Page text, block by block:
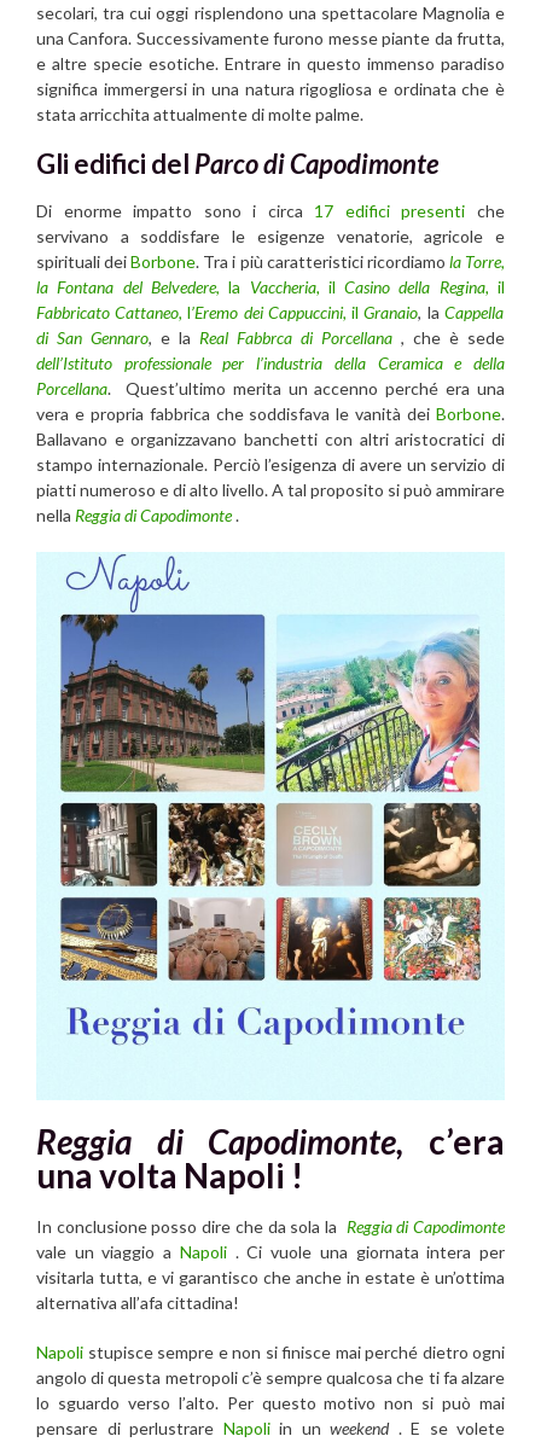
secolari, tra cui oggi risplendono una spettacolare Magnolia e
una Canfora. Successivamente furono messe piante da frutta,
e altre specie esotiche. Entrare in questo immenso paradiso
significa immergersi in una natura rigogliosa e ordinata che è
stata arricchita attualmente di molte palme.
Gli edifici del Parco di Capodimonte
Di enorme impatto sono i circa 17 edifici presenti che
servivano a soddisfare le esigenze venatorie, agricole e
spirituali deiBorbone. Tra i più caratteristici ricordiamo la Torre,
la Fontana del Belvedere, la Vaccheria, il Casino della Regina,il
Fabbricato Cattaneo,l’Eremo dei Cappuccini,il Granaio, la Cappella
di San Gennaro, e la Real Fabbrca di Porcellana , che è sede
dell’Istituto professionale per l’industria della Ceramica e della
Porcellana. Quest’ultimo merita un accenno perché era una
vera e propria fabbrica che soddisfava le vanità dei Borbone.
Ballavano e organizzavano banchetti con altri aristocratici di
stampo internazionale. Perciò l’esigenza di avere un servizio di
piatti numeroso e di alto livello. A tal proposito si può ammirare
nella Reggia di Capodimonte.
Reggia di Capodimonte, c’era
una volta Napoli !
In conclusione posso dire che da sola la Reggia di Capodimonte
vale un viaggio a Napoli. Ci vuole una giornata intera per
visitarla tutta, e vi garantisco che anche in estate è un’ottima
alternativa all’afa cittadina!
Napoli stupisce sempre e non si finisce mai perché dietro ogni
angolo di questa metropoli c’è sempre qualcosa che ti fa alzare
lo sguardo verso l’alto. Per questo motivo non si può mai
pensare di perlustrare Napoliin un weekend . E se volete